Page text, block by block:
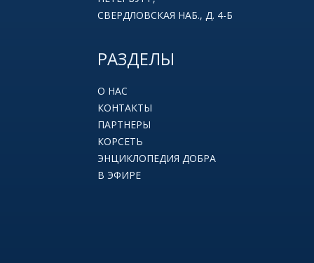
СВЕРДЛОВСКАЯ НАБ., Д. 4-Б
РАЗДЕЛЫ
О НАС
КОНТАКТЫ
ПАРТНЕРЫ
КОРСЕТЬ
ЭНЦИКЛОПЕДИЯ ДОБРА
В ЭФИРЕ